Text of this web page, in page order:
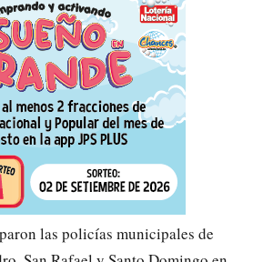
las policías municipales de